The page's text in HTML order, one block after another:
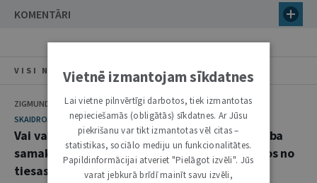
KOMENTĀRI
VISI NUMURA RAKSTI
ZIGMUNDS DUNDURS
SKAIDROJUMI. VIEDOKĻI
Vai valstij ir pienākums maksāt advokāta darba
samaksu par apsūdzētās personas izvairīšanos no
tiesas
Vietnē izmantojam sīkdatnes
Lai vietne pilnvērtīgi darbotos, tiek izmantotas
nepieciešamās (obligātās) sīkdatnes. Ar Jūsu
piekrišanu var tikt izmantotas vēl citas –
statistikas, sociālo mediju un funkcionalitātes.
Papildinformācijai atveriet "Pielāgot izvēli". Jūs
varat jebkurā brīdī mainīt savu izvēli,